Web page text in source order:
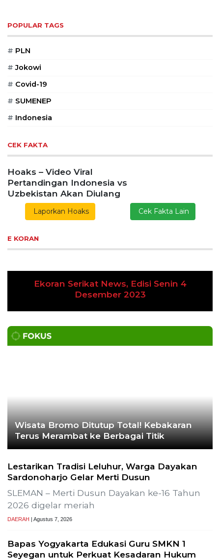
POPULAR TAGS
# PLN
# Jokowi
# Covid-19
# SUMENEP
# Indonesia
CEK FAKTA
Hoaks – Video Viral
Pertandingan Indonesia vs
Uzbekistan Akan Diulang
Laporkan Hoaks Cek Fakta Lain
E KORAN
Ekoran Serikat News, Edisi Senin 4
Desember 2023
Wisata Bromo Ditutup Total! Kebakaran
Terus Merambat ke Berbagai Titik
Lestarikan Tradisi Leluhur, Warga Dayakan
Sardonoharjo Gelar Merti Dusun
SLEMAN – Merti Dusun Dayakan ke-16 Tahun
2026 digelar meriah
DAERAH | Agustus 7, 2026
Bapas Yogyakarta Edukasi Guru SMKN 1
Seyegan untuk Perkuat Kesadaran Hukum